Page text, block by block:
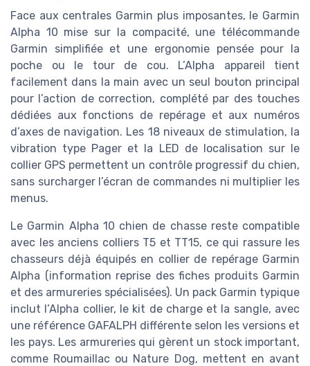
Face aux centrales Garmin plus imposantes, le Garmin
Alpha 10 mise sur la compacité, une télécommande
Garmin simplifiée et une ergonomie pensée pour la
poche ou le tour de cou. L’Alpha appareil tient
facilement dans la main avec un seul bouton principal
pour l’action de correction, complété par des touches
dédiées aux fonctions de repérage et aux numéros
d’axes de navigation. Les 18 niveaux de stimulation, la
vibration type Pager et la LED de localisation sur le
collier GPS permettent un contrôle progressif du chien,
sans surcharger l’écran de commandes ni multiplier les
menus.
Le Garmin Alpha 10 chien de chasse reste compatible
avec les anciens colliers T5 et TT15, ce qui rassure les
chasseurs déjà équipés en collier de repérage Garmin
Alpha (information reprise des fiches produits Garmin
et des armureries spécialisées). Un pack Garmin typique
inclut l’Alpha collier, le kit de charge et la sangle, avec
une référence GAFALPH différente selon les versions et
les pays. Les armureries qui gèrent un stock important,
comme Roumaillac ou Nature Dog, mettent en avant